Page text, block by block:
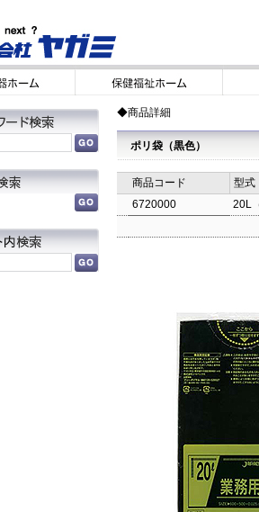
◆商品詳細
ポリ袋（黒色）
商品コード
型式
6720000
20L